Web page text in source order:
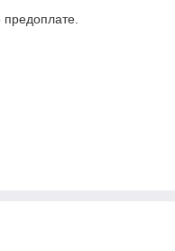
предоплате.